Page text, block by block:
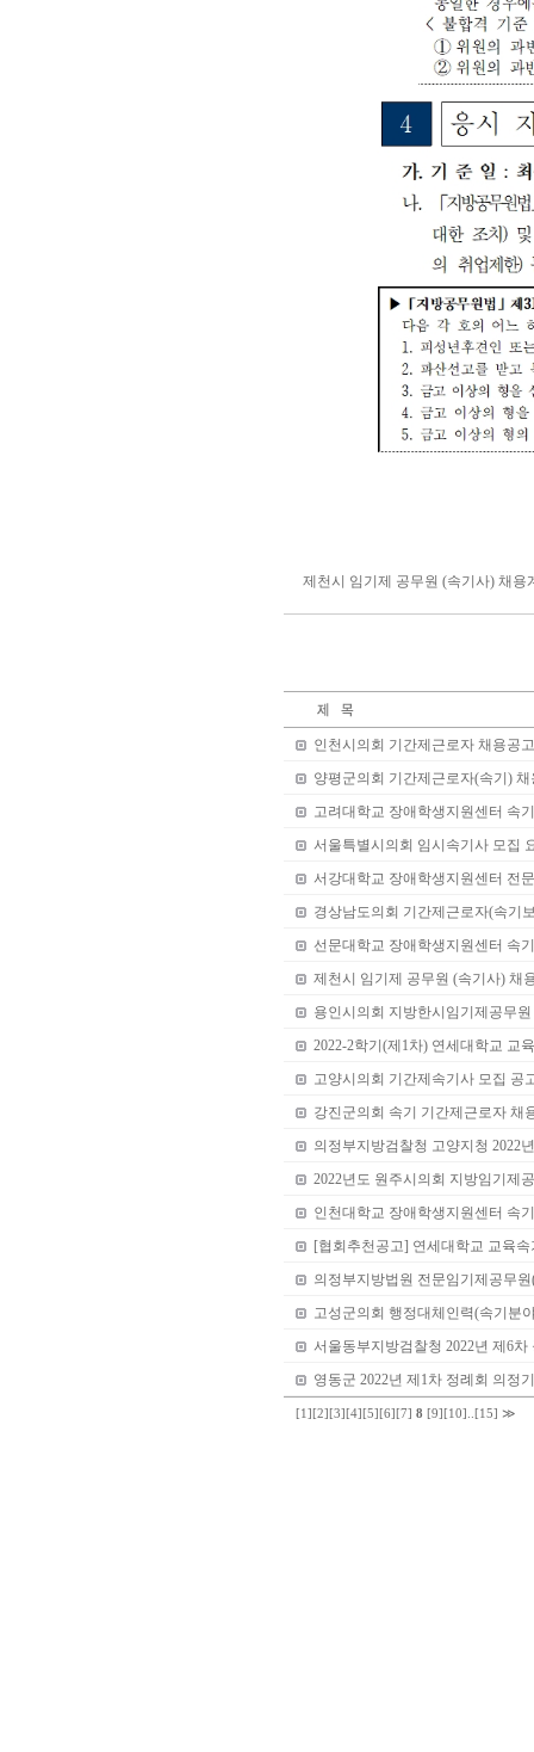
제천시 임기제 공무원 (속기사) 채용
인천시의회 기간제근로자 채용공
양평군의회 기간제근로자(속기) 채
고려대학교 장애학생지원센터 속
서울특별시의회 임시속기사 모집
서강대학교 장애학생지원센터 전
경상남도의회 기간제근로자(속기
선문대학교 장애학생지원센터 속
제천시 임기제 공무원 (속기사) 채
용인시의회 지방한시임기제공무
2022-2학기(제1차) 연세대학교 교
고양시의회 기간제속기사 모집 공
강진군의회 속기 기간제근로자 채
의정부지방검찰청 고양지청 2022
2022년도 원주시의회 지방임기제
인천대학교 장애학생지원센터 속
[협회추천공고] 연세대학교 교육
의정부지방법원 전문임기제공무
고성군의회 행정대체인력(속기분
서울동부지방검찰청 2022년 제6
영동군 2022년 제1차 정례회 의정
[1] [2] [3] [4] [5] [6] [7] 8 [9] [10] [15] ≫